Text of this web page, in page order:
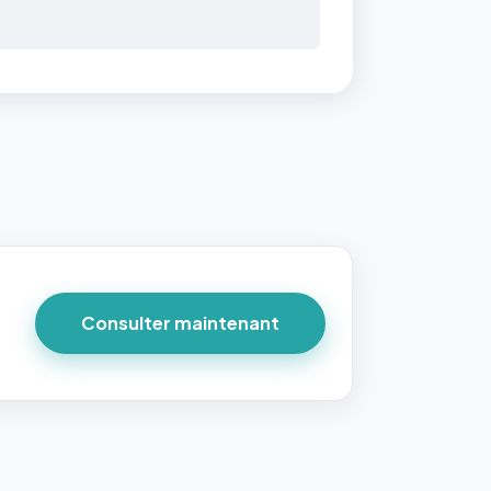
Consulter maintenant
par
1:1